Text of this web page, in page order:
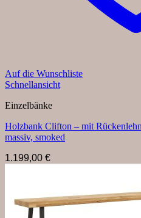
Auf die Wunschliste
Schnellansicht
Einzelbänke
Holzbank Clifton – mit
massiv, smoked
1.199,00 €